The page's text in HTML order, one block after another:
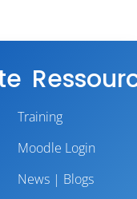
Training
Moodle Login
News | Blogs